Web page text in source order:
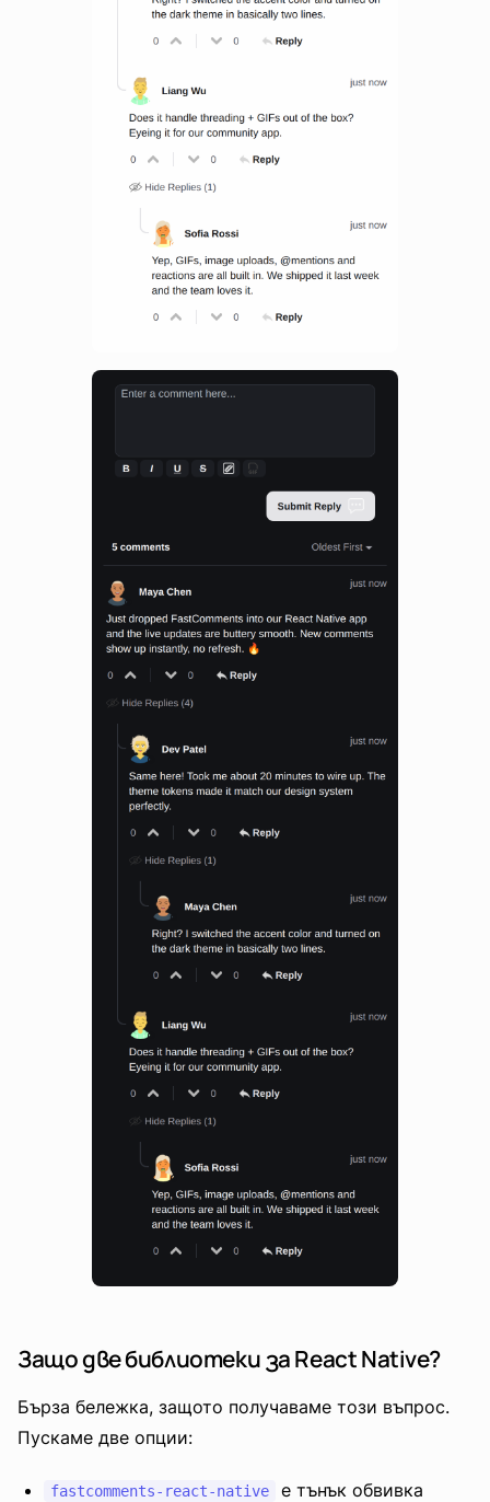
Защо две библиотеки за React Native?
Бърза бележка, защото получаваме този въпрос.
Пускаме две опции:
fastcomments-react-native е тънък обвивка